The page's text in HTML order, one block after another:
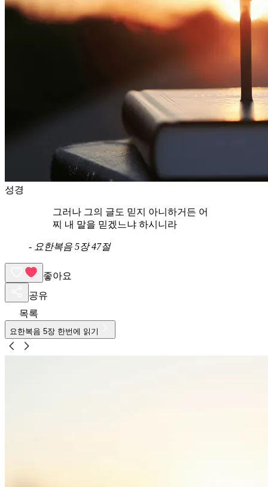
성경
그러나 그의 글도 믿지 아니하거든 어
찌 내 말을 믿겠느냐 하시니라
- 요한복음 5장 47절
좋아요
공유
목록
요한복음 5장 한번에 읽기